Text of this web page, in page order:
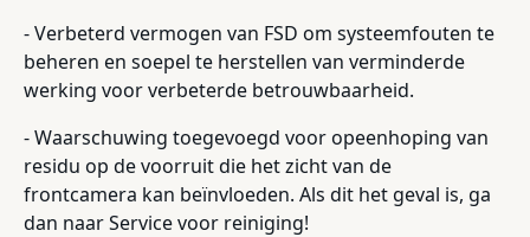
- Verbeterd vermogen van FSD om systeemfouten te
beheren en soepel te herstellen van verminderde
werking voor verbeterde betrouwbaarheid.
- Waarschuwing toegevoegd voor opeenhoping van
residu op de voorruit die het zicht van de
frontcamera kan beïnvloeden. Als dit het geval is, ga
dan naar Service voor reiniging!